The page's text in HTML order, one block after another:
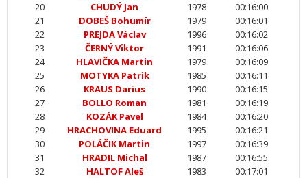
20
CHUDÝ Jan 1978
00:16:00
21
DOBEŠ Bohumír 1979
00:16:01
22
PREJDA Václav 1996
00:16:02
23
ČERNÝ Viktor 1991
00:16:06
24
HLAVIČKA Martin 1979
00:16:09
25
MOTYKA Patrik 1985
00:16:11
26
KRAUS Darius 1990
00:16:15
27
BOLLO Roman 1981
00:16:19
28
KOZÁK Pavel 1984
00:16:20
29
HRACHOVINA Eduard 1995
00:16:21
30
POLÁČIK Martin 1997
00:16:39
31
HRADIL Michal 1987
00:16:55
32
HALTOF Aleš 1983
00:17:01